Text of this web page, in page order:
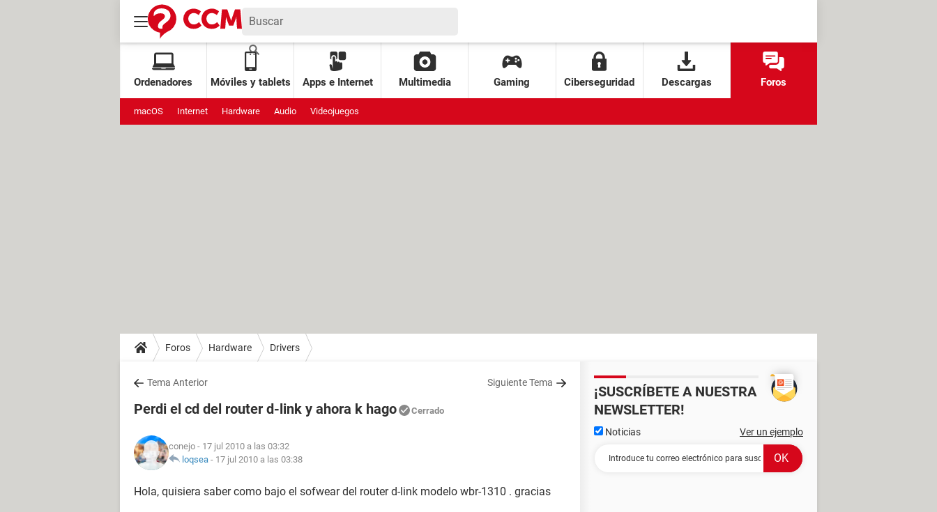
Ordenadores Móviles y tablets Apps e Internet Multimedia Gaming Ciberseguridad Descargas Foros
macOS Internet Hardware Audio Videojuegos
Foros Hardware Drivers
Tema Anterior Siguiente Tema
Perdi el cd del router d-link y ahora k hago Cerrado
conejo - 17 jul 2010 a las 03:32
loqsea - 17 jul 2010 a las 03:38
Hola, quisiera saber como bajo el sofwear del router d-link modelo wbr-1310 . gracias
¡SUSCRÍBETE A NUESTRA
NEWSLETTER!
Noticias Ver un ejemplo